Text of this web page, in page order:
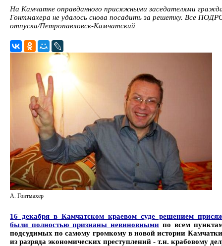
На Камчатке оправданного присяжными заседателями
Гонтмахера не удалось снова посадить за решетку. Все
отпуска/Петропавловск-Камчатский
А. Гонтмахер
16 декабря в Камчатском краевом суде решением
были полностью признаны невиновными по всем
подсудимых по самому громкому в новой истории
из разряда экономических преступлений - т.н. крабовому